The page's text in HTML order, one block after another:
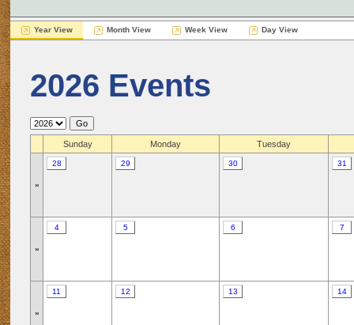
Year View Month View Week View Day View
2026 Events
Sunday Monday Tuesday
»
28 29 30 31
»
4 5 6 7
»
11 12 13 14